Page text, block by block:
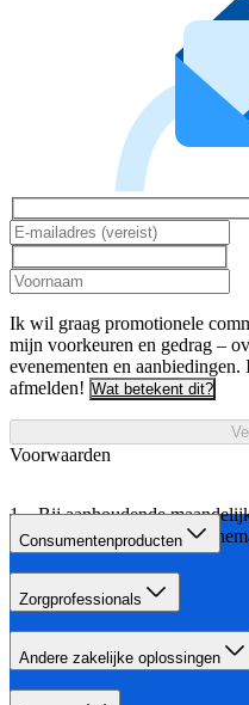
Ik wil graag promotionele
mijn voorkeuren en gedrag –
evenementen en
afmelden! Wat betekent dit?
Voorwaarden
Bij aanhoudende
aangegeven
Consumentenproducten
Zorgprofessionals
Andere zakelijke oplossingen